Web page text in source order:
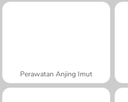
Perawatan Anjing Imut